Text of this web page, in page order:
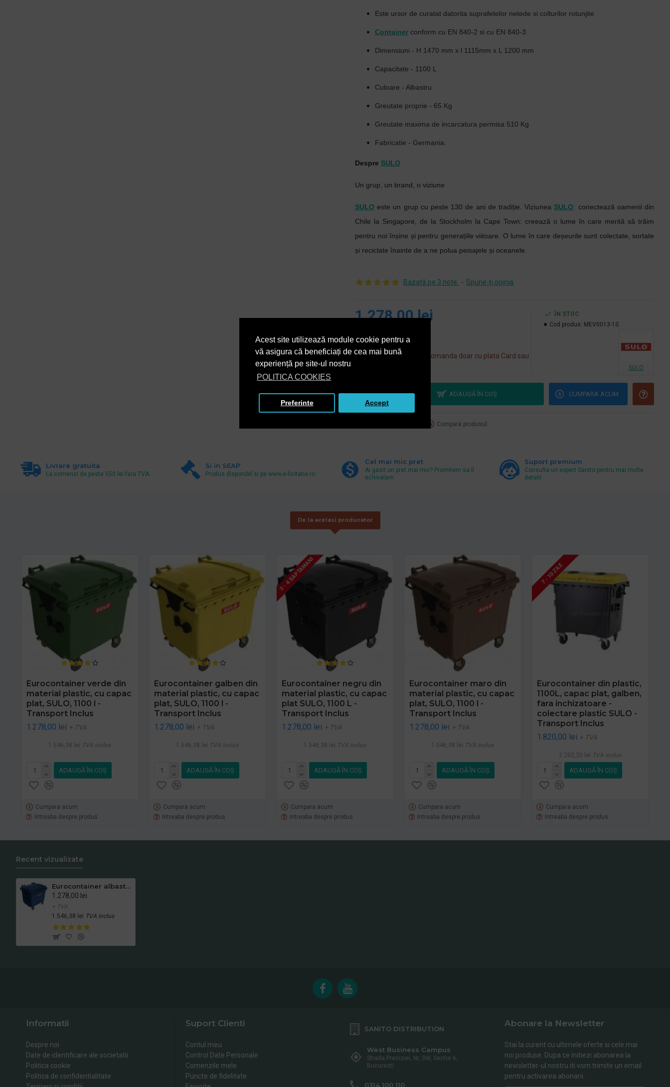
Acest site utilizează module cookie pentru a
vă asigura că beneficiați de cea mai bună
experiență pe site-ul nostru
POLITICA COOKIES
Preferinte Accept
Este ursor de curatat datorita suprafetelor netede si colturilor rotunjite
Container conform cu EN 840-2 si cu EN 840-3
Dimensiuni - H 1470 mm x l 1115mm x L 1200 mm
Capacitate - 1100 L
Culoare - Albastru
Greutate proprie - 65 Kg
Greutate maxima de incarcatura permisa 510 Kg
Fabricatie - Germania.
Despre SULO
Un grup, un brand, o viziune
SULO este un grup cu peste 130 de ani de tradiție. ViziuneaSULO: conectează oamenii din
Chile la Singapore, de la Stockholm la Cape Town: creează o lume în care merită să trăim
pentru noi înșine și pentru generațiile viitoare. O lume în care deșeurile sunt colectate, sortate
și reciclate înainte de a ne polua peisajele și oceanele.
Bazată pe 3 note. - Spune-ţi opinia
1.278,00 lei
1.546,38 lei TVA inclus
Acest produs se poate comanda doar cu plata Card sau
ÎN STOC
Cod produs: MEV0013-1S
SULO
ADAUGĂ ÎN COŞ CUMPARA ACUM
Compară produsul
Livrare gratuita
La comenzi de peste 550 lei fara TVA.
Si in SEAP
Produs disponibil si pe www.e-licitatie.ro
Cel mai mic pret
Ai gasit un pret mai mic? Promitem sa il
echivalam.
Suport premium
Consulta un expert Sanito pentru mai multe
detalii
De la acelasi producator
Eurocontainer verde din
material plastic, cu capac
plat, SULO, 1100 l -
Transport Inclus
1.278,00 lei + TVA
1.546,38 lei TVA inclus
ADAUGĂ ÎN COŞ
Cumpara acum
Intreaba despre produs
Eurocontainer galben din
material plastic, cu capac
plat, SULO, 1100 l -
Transport Inclus
1.278,00 lei + TVA
1.546,38 lei TVA inclus
ADAUGĂ ÎN COŞ
Cumpara acum
Intreaba despre produs
3 - 4 SAPTAMANI
Eurocontainer negru din
material plastic, cu capac
plat SULO, 1100 L -
Transport Inclus
1.278,00 lei + TVA
1.546,38 lei TVA inclus
ADAUGĂ ÎN COŞ
Cumpara acum
Intreaba despre produs
Eurocontainer maro din
material plastic, cu capac
plat, SULO, 1100 l -
Transport Inclus
1.278,00 lei + TVA
1.546,38 lei TVA inclus
ADAUGĂ ÎN COŞ
Cumpara acum
Intreaba despre produs
7 - 10 ZILE
Eurocontainer din plastic,
1100L, capac plat, galben,
fara inchizatoare -
colectare plastic SULO -
Transport Inclus
1.820,00 lei + TVA
2.202,20 lei TVA inclus
ADAUGĂ ÎN COŞ
Cumpara acum
Intreaba despre produs
Recent vizualizate
Eurocontainer albastru din material plastic, cu capac plat, SULO, 1100 L - Transport Inclus
1.278,00 lei
+ TVA
1.546,38 lei TVA inclus
Informatii
Despre noi
Date de identificare ale societatii
Politica cookie
Politica de confidentialitate
Suport Clienti
Contul meu
Control Date Personale
Comenzile mele
Puncte de fidelitate
SANITO DISTRIBUTION
West Business Campus
Strada Preciziei, Nr, 3W, Sector 6,
Bucuresti
0314 100 110
Abonare la Newsletter
Stai la curent cu ultimele oferte si cele mai
noi produse. Dupa ce initiezi abonarea la
newsletter-ul nostru iti vom trimite un email
pentru activarea abonarii.